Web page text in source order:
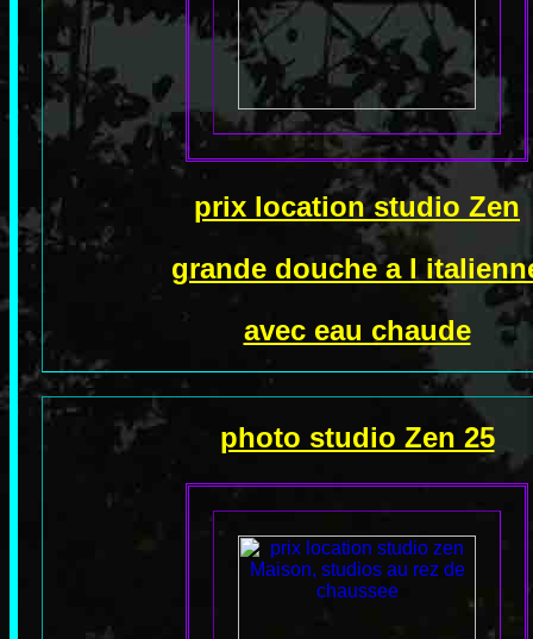
prix location studio Zen
grande douche a l
avec eau chaude
photo studio Zen 25